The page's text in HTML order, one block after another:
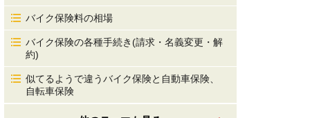
バイク保険料の相場
バイク保険の各種手続き(請求・名義変更・解
約)
似てるようで違うバイク保険と自動車保険、
自転車保険